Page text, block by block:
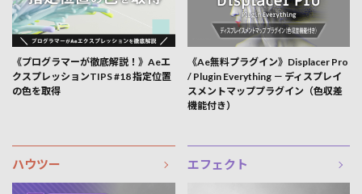
《プログラマーが徹底解説！》Aeエ
クスプレッションTIPS #18 指定位置
の色を取得
《Ae無料プラグイン》Displacer Pro
/ Plugin Everything － ディスプレイ
スメントマッププラグイン（色収差
機能付き）
ハウツー エフェクト